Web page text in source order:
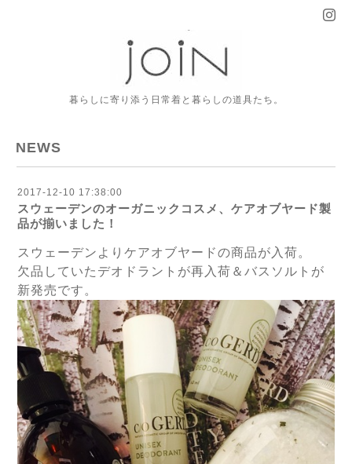
暮らしに寄り添う日常着と暮らしの道具たち。
NEWS
2017-12-10 17:38:00
スウェーデンのオーガニックコスメ、ケアオブヤード製
品が揃いました！
スウェーデンよりケアオブヤードの商品が入荷。
欠品していたデオドラントが再入荷＆バスソルトが
新発売です。